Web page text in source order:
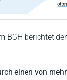
BGH berichtet
einen von